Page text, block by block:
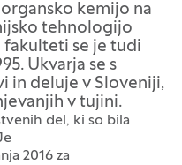
kemijo na
tehnologijo
fakulteti se je tudi
Ukvarja se s
in deluje v Sloveniji,
v tujini.
del, ki so bila
2016 za